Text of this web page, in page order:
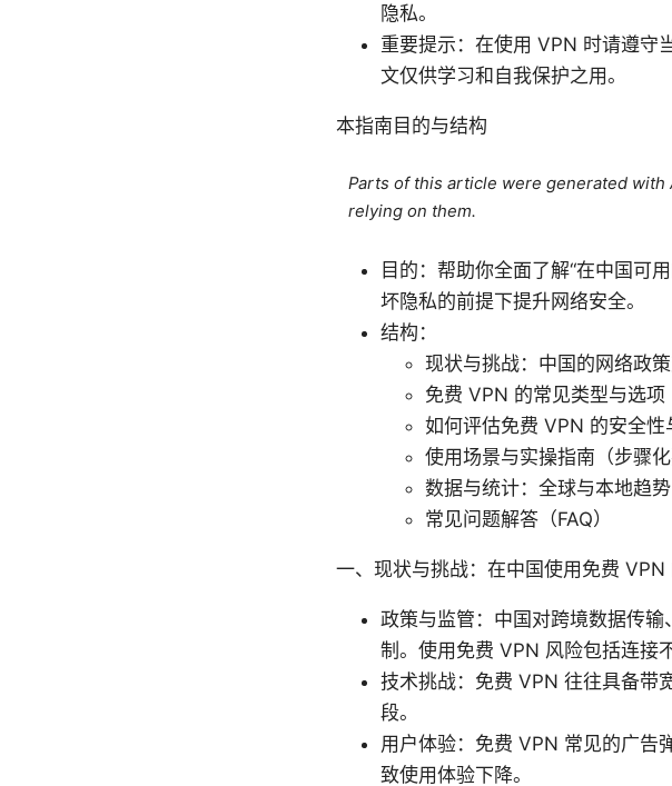
隐私。
重要提示：在使用 VPN 时请遵守
文仅供学习和自我保护之用。
本指南目的与结构
Parts of this article were generated
relying on them.
目的：帮助你全面了解“在中国可
坏隐私的前提下提升网络安全。
结构：
现状与挑战：中国的网络政
免费 VPN 的常见类型与选项
如何评估免费 VPN 的安全性
使用场景与实操指南（步骤化
数据与统计：全球与本地趋势
常见问题解答（FAQ）
一、现状与挑战：在中国使用免费 VPN
政策与监管：中国对跨境数据传
制。使用免费 VPN 风险包括连接
技术挑战：免费 VPN 往往具备带
段。
用户体验：免费 VPN 常见的广告
致使用体验下降。